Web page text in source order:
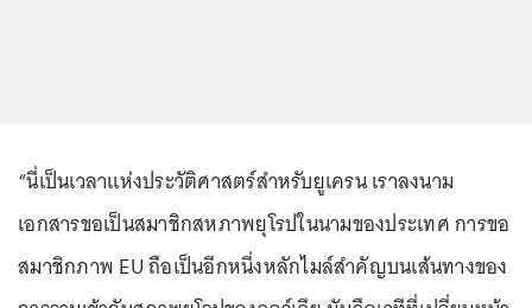
“นี่เป็นเวลาแห่งประวัติศาสตร์สำหรับยูเครน เราลงนาม
เอกสารขอเป็นสมาชิกสหภาพยุโรปในนามของประเทศ การขอ
สมาชิกภาพ EU ถือเป็นอีกหนึ่งหลักไมล์สำคัญบนเส้นทางของ